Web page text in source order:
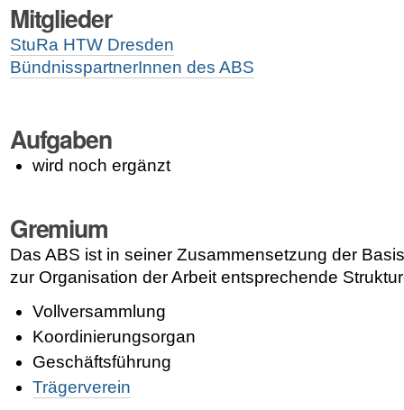
Mitglieder
StuRa HTW Dresden
BündnisspartnerInnen des ABS
Aufgaben
wird noch ergänzt
Gremium
Das ABS ist in seiner Zusammensetzung der
zur Organisation der Arbeit entsprechende
Vollversammlung
Koordinierungsorgan
Geschäftsführung
Trägerverein